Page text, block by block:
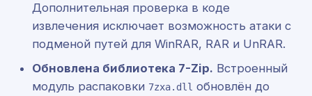
Дополнительная проверка в коде
извлечения исключает возможность атаки с
подменой путей для WinRAR, RAR и UnRAR.
Обновлена библиотека 7-Zip. Встроенный
модуль распаковки 7zxa.dll обновлён до